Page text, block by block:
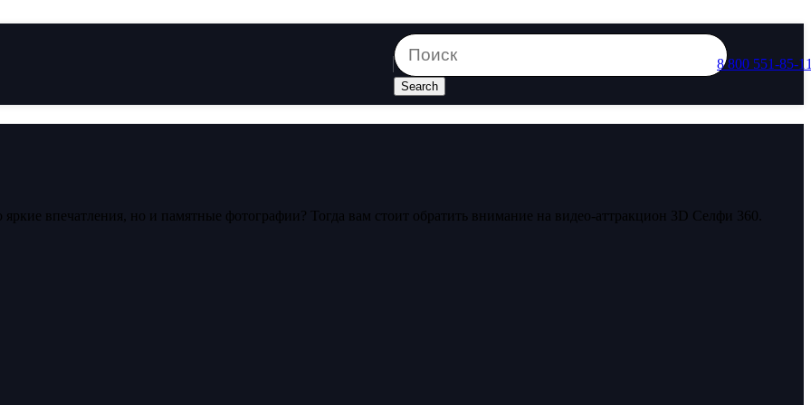
Search
8 800 551-85-
впечатления, но и памятные фотографии? Тогда вам стоит обратить внимание на видео-аттракцион 3D Селфи 360.